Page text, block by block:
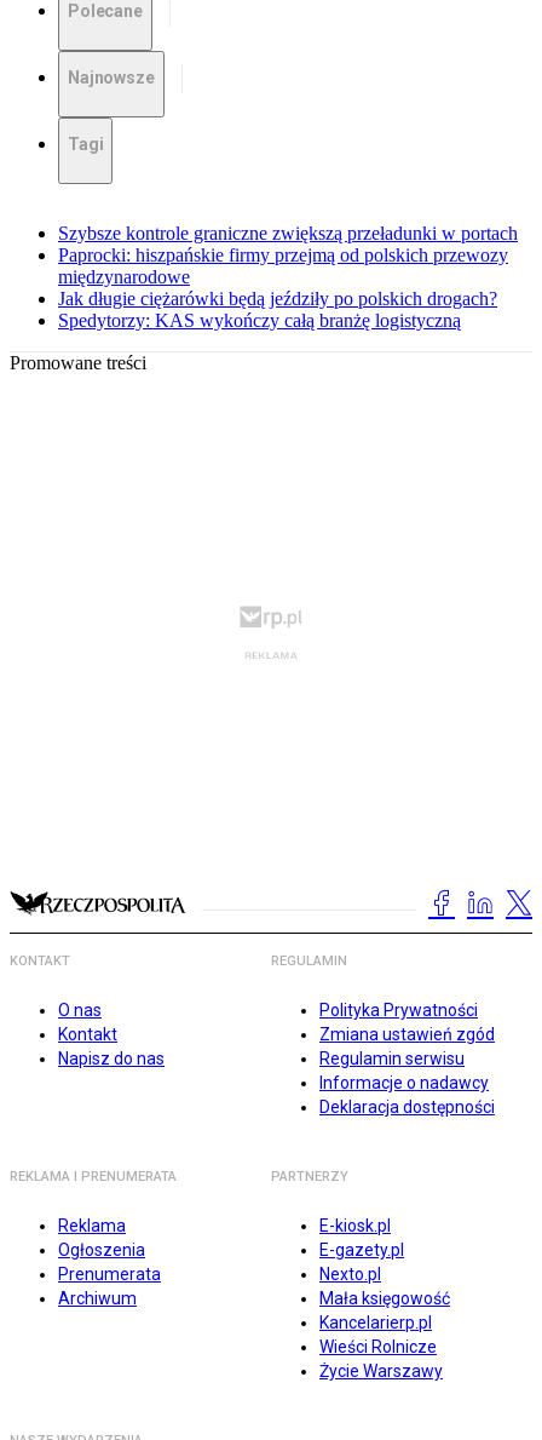
Polecane
Najnowsze
Tagi
Szybsze kontrole graniczne zwiększą przeładunki w portach
Paprocki: hiszpańskie firmy przejmą od polskich przewozy
międzynarodowe
Jak długie ciężarówki będą jeździły po polskich drogach?
Spedytorzy: KAS wykończy całą branżę logistyczną
Promowane treści
KONTAKT
O nas
Kontakt
Napisz do nas
REGULAMIN
Polityka Prywatności
Zmiana ustawień zgód
Regulamin serwisu
Informacje o nadawcy
Deklaracja dostępności
REKLAMA I PRENUMERATA
Reklama
Ogłoszenia
Prenumerata
Archiwum
PARTNERZY
E-kiosk.pl
E-gazety.pl
Nexto.pl
Mała księgowość
Kancelarierp.pl
Wieści Rolnicze
Życie Warszawy